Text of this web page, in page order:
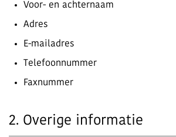
Voor- en achternaam
Adres
E-mailadres
Telefoonnummer
Faxnummer
2. Overige informatie